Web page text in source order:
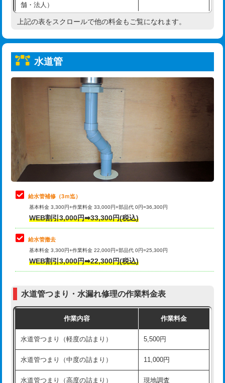
用/3ｍまで)
給水管工事※（塩ビ管（VP・HI）使
+8,800円
給水管工事※（ライニング鋼管・銅
管・ポリ管・HT管使用/3ｍまで)
給水管工事※（ライニング鋼管・銅
管・ポリ管・HT管使用/3ｍ超え)
排水管工事（土の掘削・埋め戻し作
11,000円~
排水管工事（排水管工事/3ｍまで） 55,000円
排水管工事（追加 排水管工事/3ｍ超
マス交換（土の掘削・埋め戻し作業）
マス交換（深さ50㎝未満）
マス交換（深さ50㎝以上）
コンクリート斫り（厚さ10㎝まで）
モルタル補修（厚さ10㎝超え） 38,500円
洗面台設置 38,500円
化粧台設置 22,000円
舗・法人）
高度高圧洗浄換 現地調査
トーラー機使用/3mまで
追加トーラー機使用/3m超え
33,000円
8,800円
止水・漏水調査・防水処理・清掃・修
理・調整・分解・加工など（軽作業）
11,000円
止水・漏水調査・防水処理・清掃・修
理・調整・分解・加工など（中作業）
止水・漏水調査・防水処理・清掃・修
理・調整・分解・加工など（重作業）
33,000円
その他部品の脱着
交換・取付（タンク）
式）)
式・ワンホール）)
交換・取付(排水栓・排水トラップ
22,000円+材料費
上記の表をスクロールで他の料金もご覧になれます。
水道管
給水管補修（3ｍ迄）
基本料金 3,300円+作業料金 33,000円+部品代 0円=36,300円
WEB割引3,000円➡33,300円(税込)
給水管撤去
基本料金 3,300円+作業料金 22,000円+部品代 0円=25,300円
WEB割引3,000円➡22,300円(税込)
水道管つまり・水漏れ修理の作業料金表
作業内容 作業料金
水道管つまり（軽度の詰まり） 5,500円
水道管つまり（中度の詰まり） 11,000円
水道管つまり（高度の詰まり） 現地調査